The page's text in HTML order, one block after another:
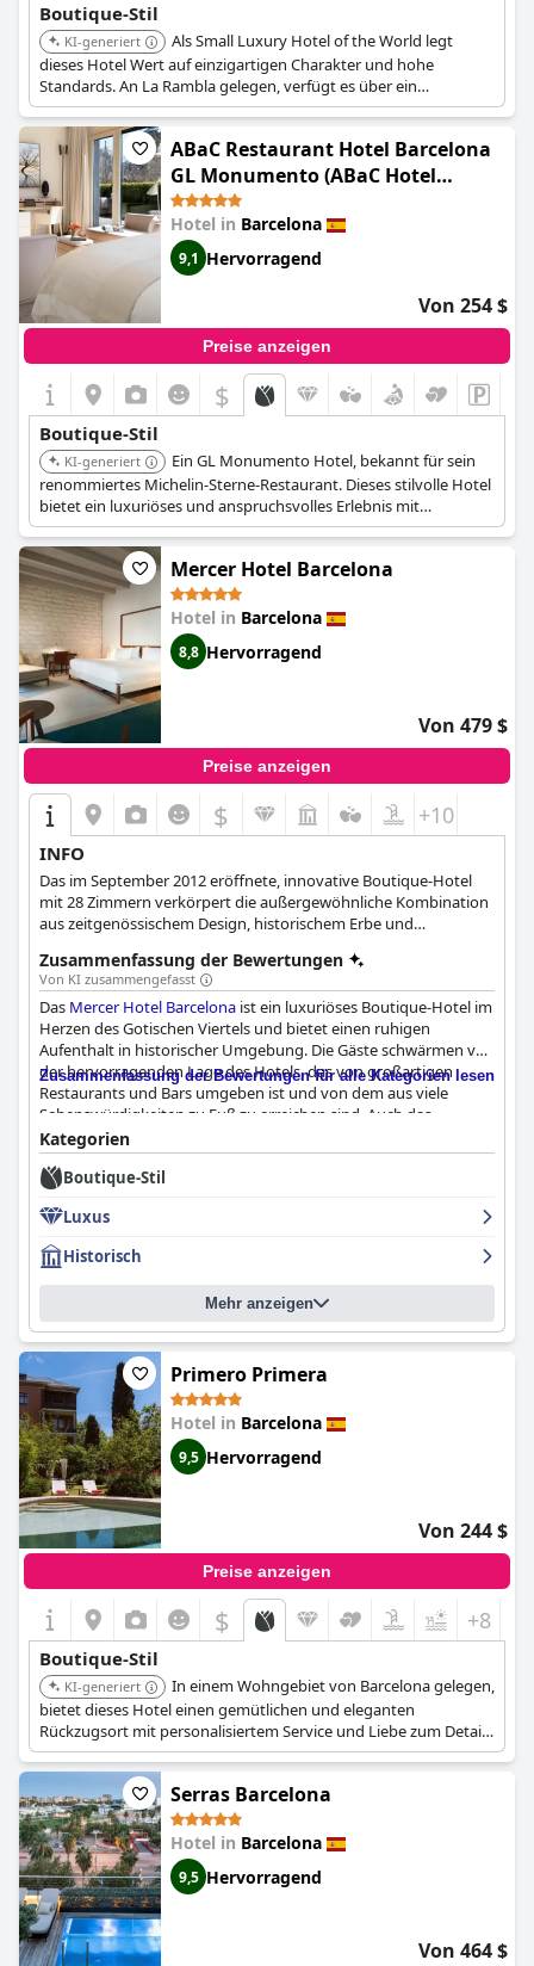
Boutique-Stil
KI-generiert
Als Small Luxury Hotel of the World legt
dieses Hotel Wert auf einzigartigen Charakter und hohe
Standards. An La Rambla gelegen, verfügt es über ein
atemberaubendes modernistisches Gebäude und ist bekannt
für sein künstlerisches Design, inspiriert von der Masriera
Schmuckkollektion.ABaC Restaurant Hotel Barcelona
GL Monumento (ABaC Hotel
Boutique 5 GL)
Hotel in Barcelona
9,1 Hervorragend
Von 254 $
Preise anzeigen
$
Boutique-Stil
KI-generiert
Ein GL Monumento Hotel, bekannt für sein
renommiertes Michelin-Sterne-Restaurant. Dieses stilvolle Hotel
bietet ein luxuriöses und anspruchsvolles Erlebnis mit
modernem Design und hochwertigen Annehmlichkeiten, wobei
der Schwerpunkt auf außergewöhnlichem Service und
Gastronomie liegt. Mercer Hotel Barcelona
Hotel in Barcelona
8,8 Hervorragend
Von 479 $
Preise anzeigen
$ +10
INFO
Das im September 2012 eröffnete, innovative Boutique-Hotel
mit 28 Zimmern verkörpert die außergewöhnliche Kombination
aus zeitgenössischem Design, historischem Erbe und
Zusammenfassung der Bewertungen
Von KI zusammengefasst
Das Mercer Hotel Barcelona ist ein luxuriöses Boutique-Hotel im
Herzen des Gotischen Viertels und bietet einen ruhigen
Aufenthalt in historischer Umgebung. Die Gäste schwärmen von
der hervorragenden Lage des Hotels, das von großartigen
Restaurants und Bars umgeben ist und von dem aus viele
Sehenswürdigkeiten zu Fuß zu erreichen sind. Auch das
Frühstück hat die Gäste beeindruckt: Einige bezeichneten es als
eines der besten, das sie in Europa erlebt haben, auch wenn die
Meinungen über Preise und Auswahl auseinandergehen. Die
friedlichen Atmosphäre, auch wenn einige Gäste sie etwas
dunkel fanden. Das Personal ist außergewöhnlich und bietet
einen warmen und aufmerksamen Service, der immer wieder
über das normale Maß hinausgeht, um den Gästen einen
angenehmen Aufenthalt zu ermöglichen. Insgesamt ist das
Mercer Hotel Barcelonaeine wahre Oase der Ruhe und des
Luxus, die Eleganz ausstrahlt, ohne prätentiös zu sein.
Zusammenfassung der Bewertungen für alle Kategorien lesen
Kategorien
Boutique-Stil
Luxus
Historisch
Mehr anzeigen
Primero Primera
Hotel in Barcelona
9,5 Hervorragend
Von 244 $
Preise anzeigen
$ +8
Boutique-Stil
KI-generiert
In einem Wohngebiet von Barcelona gelegen,
bietet dieses Hotel einen gemütlichen und eleganten
Rückzugsort mit personalisiertem Service und Liebe zum Detail.
Seine ruhige Lage und das anspruchsvolle Design bieten ein
entspannendes und einzigartiges Erlebnis.
Serras Barcelona
Hotel in Barcelona
9,5 Hervorragend
Von 464 $